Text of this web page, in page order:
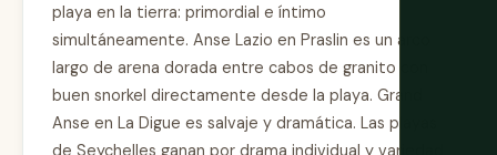
playa en la tierra: primordial e íntimo
simultáneamente. Anse Lazio en Praslin es un arco
largo de arena dorada entre cabos de granito con
buen snorkel directamente desde la playa. Grand
Anse en La Digue es salvaje y dramática. Las playas
de Seychelles ganan por drama individual y variedad